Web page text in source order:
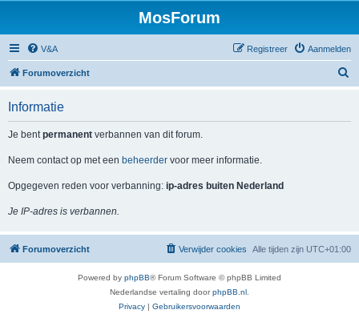
MosForum
V&A Aanmelden
Registreer
Forumoverzicht
Informatie
Je bentpermanent verbannen van dit forum.
Neem contact op met een beheerder voor meer informatie.
Opgegeven reden voor verbanning: ip-adres buiten Nederland
Je IP-adres is verbannen.
Forumoverzicht Alle tijden zijn UTC+01:00
Verwijder cookies
Powered by phpBB® Forum Software © phpBB Limited
Nederlandse vertaling doorphpBB.nl
Privacy | Gebruikersvoorwaarden